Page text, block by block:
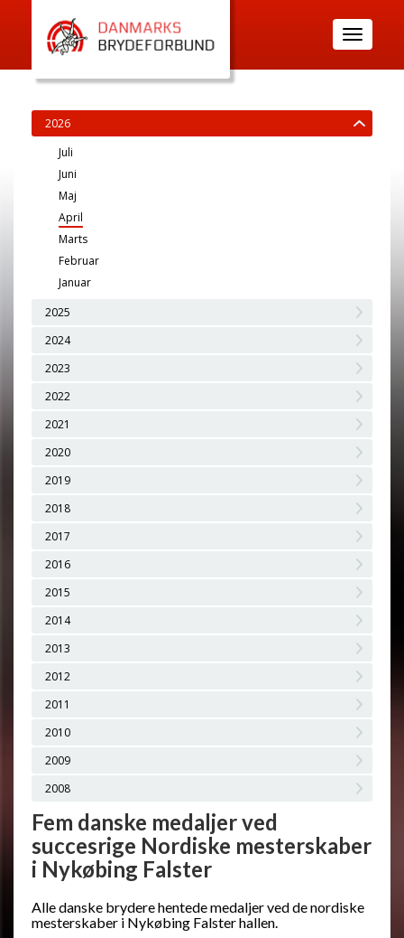
Toggle
navigation
2026
Juli
Juni
Maj
April
Marts
Februar
Januar
2025
2024
2023
2022
2021
2020
2019
2018
2017
2016
2015
2014
2013
2012
2011
2010
2009
2008
Fem danske medaljer ved
succesrige Nordiske mesterskaber
i Nykøbing Falster
Alle danske brydere hentede medaljer ved de nordiske
mesterskaber i Nykøbing Falster hallen.